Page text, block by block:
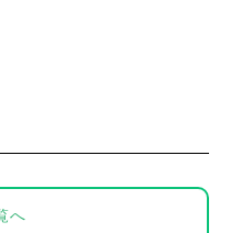
へ